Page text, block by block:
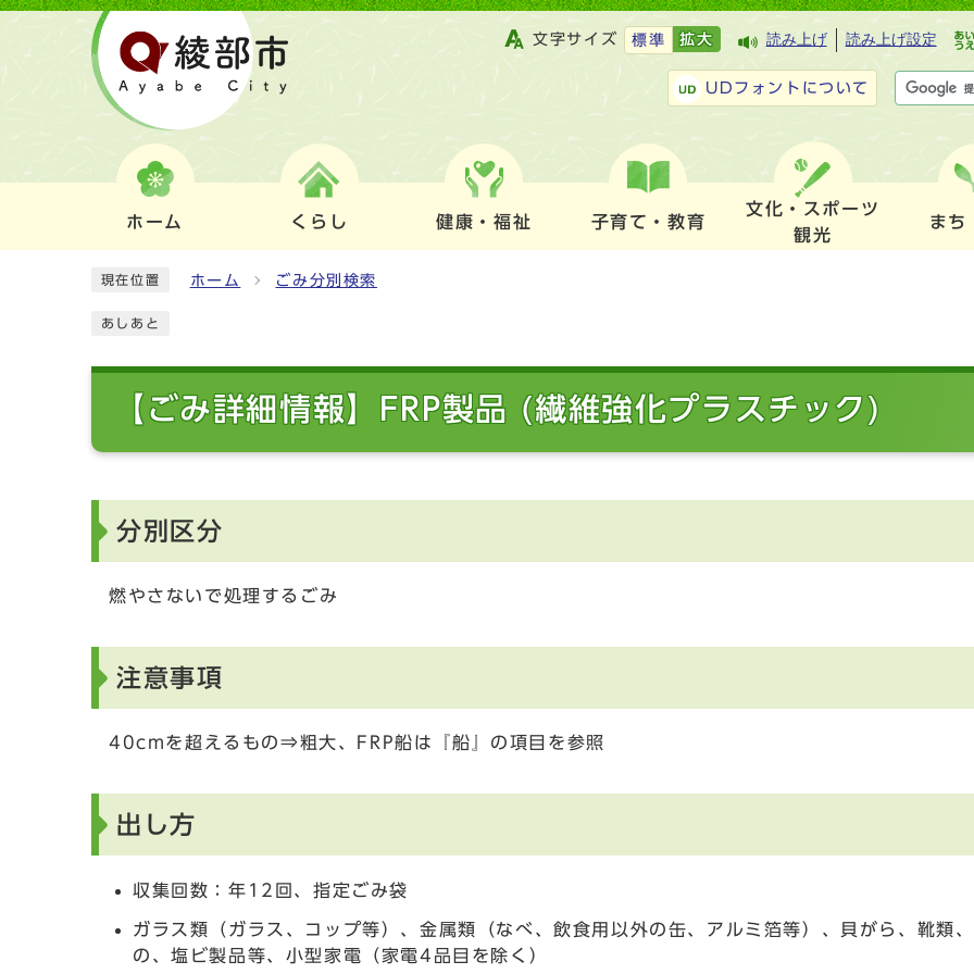
文字サイズ 標準 拡大 読み上げ 読み上げ設定
UDフォントについて
ホーム くらし 健康・福祉 子育て・教育
文化・スポーツ
観光
まち
現在位置 ホーム ごみ分別検索
あしあと
【ごみ詳細情報】FRP製品 (繊維強化プラスチック)
分別区分
燃やさないで処理するごみ
注意事項
40cmを超えるもの⇒粗大、FRP船は『船』の項目を参照
出し方
収集回数：年12回、指定ごみ袋
ガラス類（ガラス、コップ等）、金属類（なべ、飲食用以外の缶、アルミ箔等）、貝がら、靴
の、塩ビ製品等、小型家電（家電4品目を除く）